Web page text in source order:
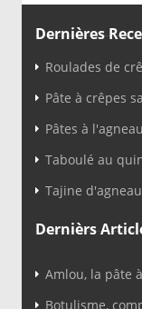
Dernières
Roulades de
Pâte à crêpes
Pâtes à
Taboulé au
Tajine
Dernièrs
Amlou, la pâte
Botulisme,